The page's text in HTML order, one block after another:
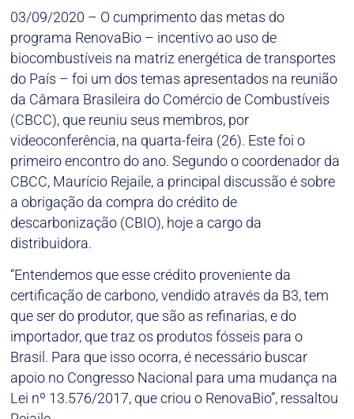
03/09/2020 – O cumprimento das metas do
programa RenovaBio – incentivo ao uso de
biocombustíveis na matriz energética de transportes
do País – foi um dos temas apresentados na reunião
da Câmara Brasileira do Comércio de Combustíveis
(CBCC), que reuniu seus membros, por
videoconferência, na quarta-feira (26). Este foi o
primeiro encontro do ano. Segundo o coordenador da
CBCC, Maurício Rejaile, a principal discussão é sobre
a obrigação da compra do crédito de
descarbonização (CBIO), hoje a cargo da
distribuidora.
“Entendemos que esse crédito proveniente da
certificação de carbono, vendido através da B3, tem
que ser do produtor, que são as refinarias, e do
importador, que traz os produtos fósseis para o
Brasil. Para que isso ocorra, é necessário buscar
apoio no Congresso Nacional para uma mudança na
Lei nº 13.576/2017, que criou o RenovaBio”, ressaltou